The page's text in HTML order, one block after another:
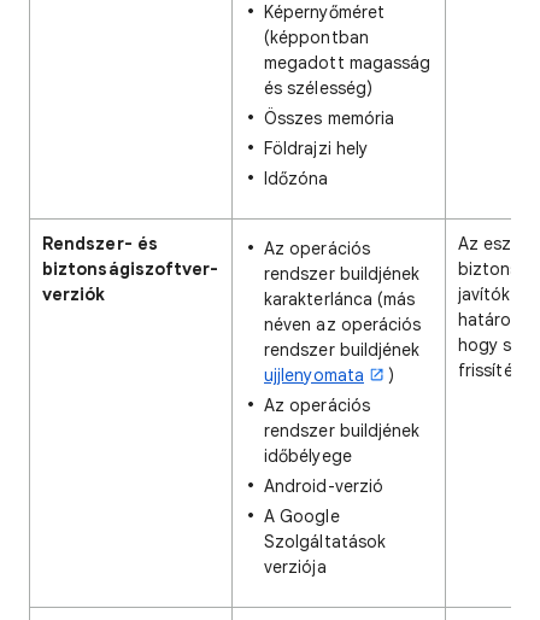
Képernyőméret
(képpontban
megadott magasság
és szélesség)
Összes memória
Földrajzi hely
Időzóna
Rendszer- és
biztonságiszoftver-
verziók
Az operációs
rendszer buildjének
karakterlánca (más
néven az operációs
rendszer buildjének
ujjlenyomata
)
Az operációs
rendszer buildjének
időbélyege
Android-verzió
A Google
Szolgáltatások
verziója
Az
hogy